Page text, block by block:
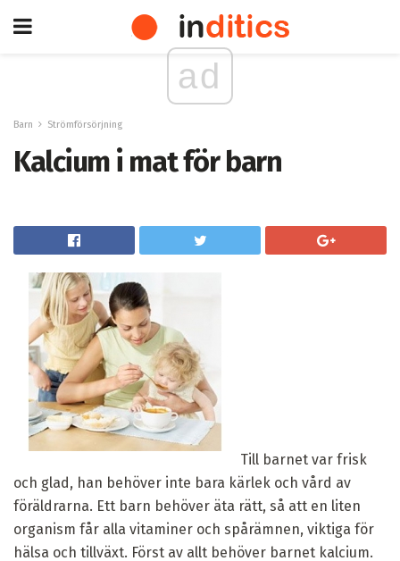
ad
Barn Strömförsörjning
Kalcium i mat för barn
Till barnet var frisk
och glad, han behöver inte bara kärlek och vård av
föräldrarna. Ett barn behöver äta rätt, så att en liten
organism får alla vitaminer och spårämnen, viktiga för
hälsa och tillväxt. Först av allt behöver barnet kalcium.